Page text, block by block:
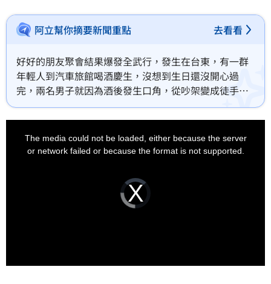
阿立幫你摘要新聞重點 去看看
好好的朋友聚會結果爆發全武行，發生在台東，有一群
年輕人到汽車旅館喝酒慶生，沒想到生日還沒開心過
完，兩名男子就因為酒後發生口角，從吵架變成徒手互
毆，混亂之中還有人拿起滅火器狂噴，現場亂七八糟。
Video
Player
is
loading.
The media could not be loaded, either because the server
or network failed or because the format is not supported.